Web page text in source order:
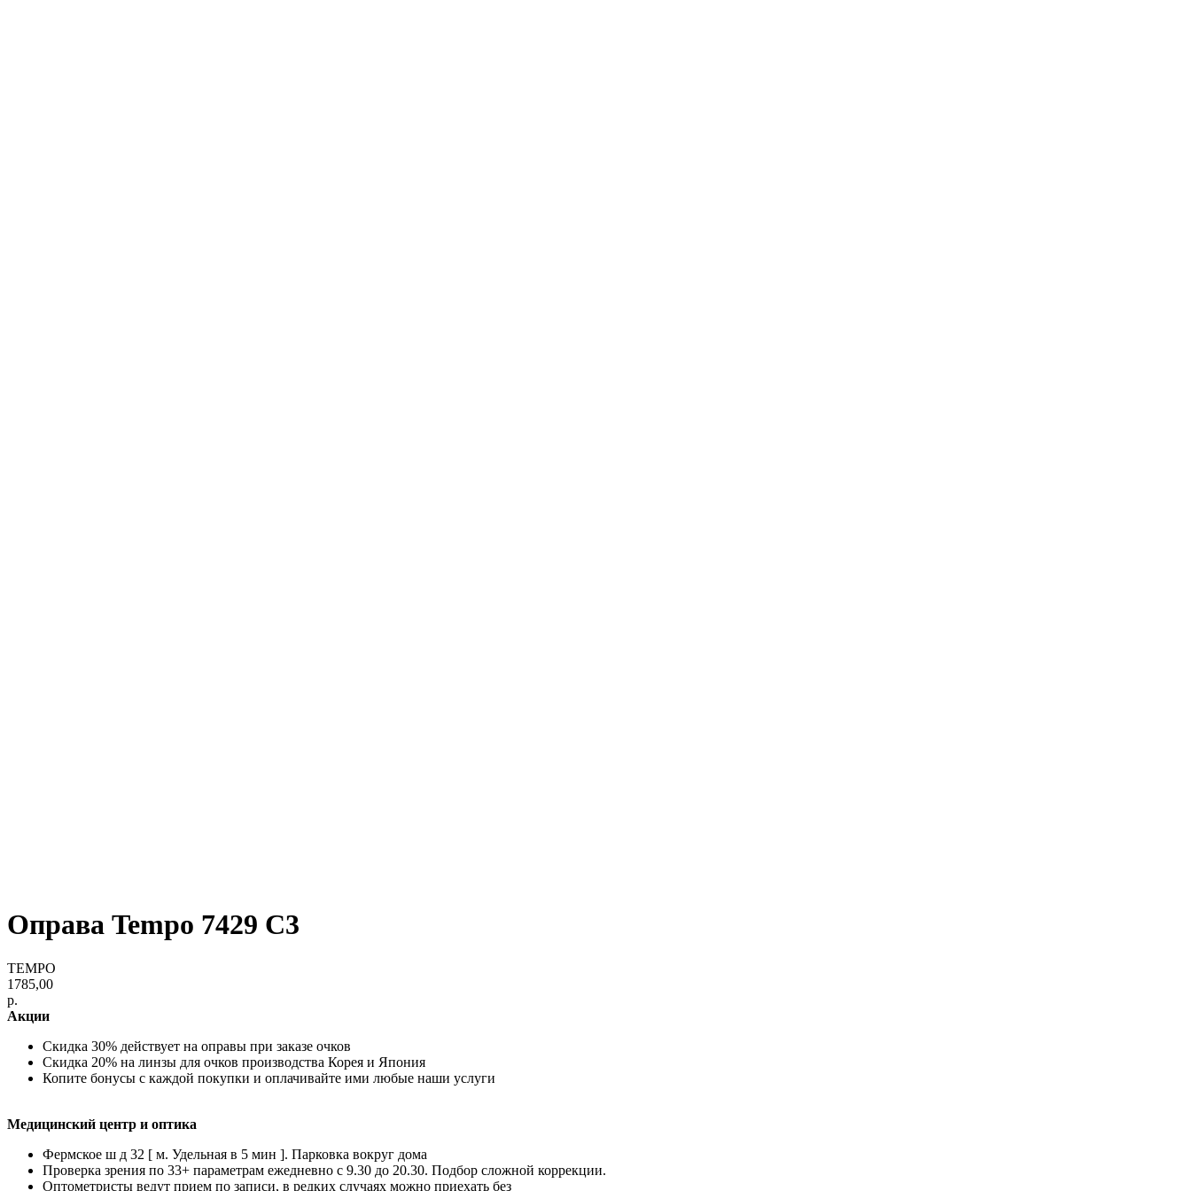
Оправа Tempo 7429 С3
TEMPO
1785,00
р.
Акции
Скидка 30% действует на оправы при заказе очков
Скидка 20% на линзы для очков производства Корея и Япония
Копите бонусы с каждой покупки и оплачивайте ими любые наши услуги
Медицинский центр и оптика
Фермское ш д 32 [ м. Удельная в 5 мин ]. Парковка вокруг дома
Проверка зрения по 33+ параметрам ежедневно с 9.30 до 20.30. Подбор сложной коррекции.
Оптометристы ведут прием по записи, в редких случаях можно приехать без